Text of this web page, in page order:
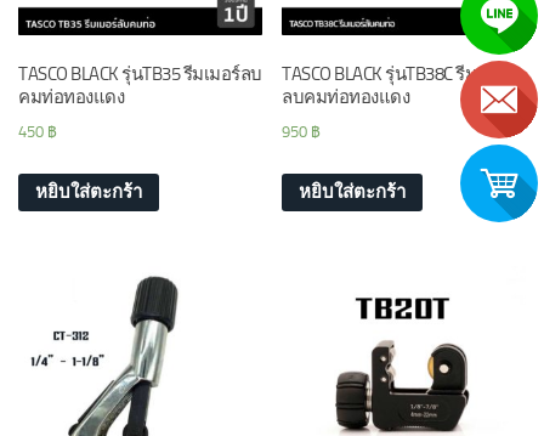
TASCO BLACK รุ่นTB35 รีมเมอร์ลบ
คมท่อทองแดง
450 ฿
หยิบใส่ตะกร้า
TASCO BLACK รุ่นTB38C รีมเมอร์
ลบคมท่อทองแดง
950 ฿
หยิบใส่ตะกร้า